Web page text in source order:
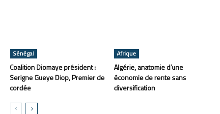
Sénégal
Coalition Diomaye président :
Serigne Gueye Diop, Premier de
cordée
Afrique
Algérie, anatomie d’une
économie de rente sans
diversification